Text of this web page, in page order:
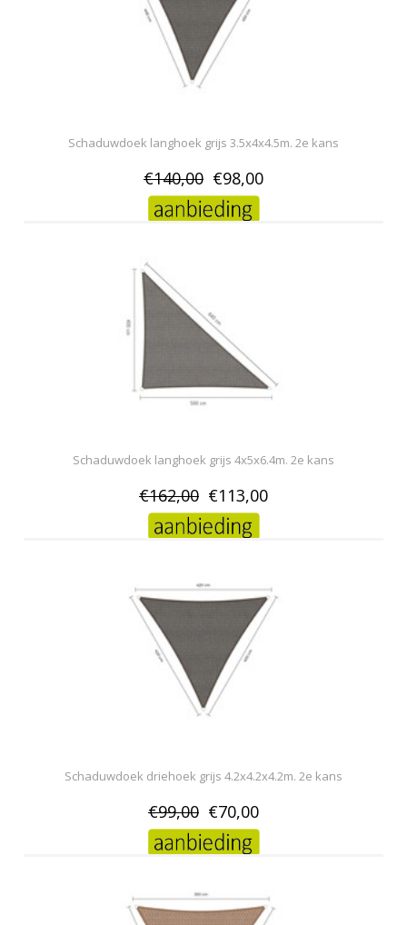
Schaduwdoek langhoek grijs 3.5x4x4.5m. 2e kans
€140,00 €98,00
Schaduwdoek langhoek grijs 4x5x6.4m. 2e kans
€162,00 €113,00
Schaduwdoek driehoek grijs 4.2x4.2x4.2m. 2e kans
€99,00 €70,00